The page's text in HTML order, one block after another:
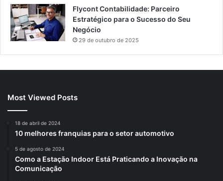
Flycont Contabilidade: Parceiro
Estratégico para o Sucesso do Seu
Negócio
29 de outubro de 2025
Most Viewed Posts
18 de abril de 2024
10 melhores franquias para o setor automotivo
5 de agosto de 2024
Como a Estação Indoor Está Praticando a Inovação na
Comunicação